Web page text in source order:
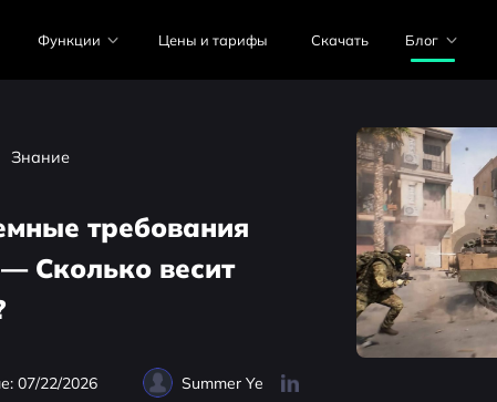
Функции Цены и тарифы Скачать Блог
Знание
требования
Сколько весит
07/22/2026 Summer Ye